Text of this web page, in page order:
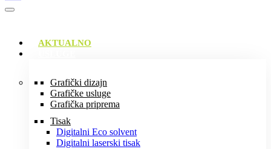
AKTUALNO
Grafički dizajn
Grafičke usluge
Grafička priprema
Tisak
Digitalni Eco solvent
Digitalni laserski tisak